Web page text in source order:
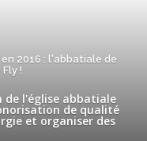
2016 : l'abbatiale de
!
de l'église abbatiale
de qualité
et organiser des